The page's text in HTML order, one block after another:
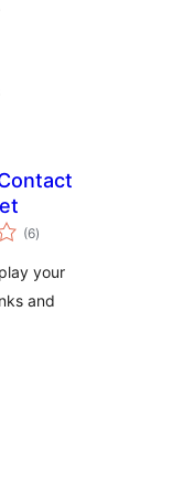
(6avaliações
totais
)
your
and